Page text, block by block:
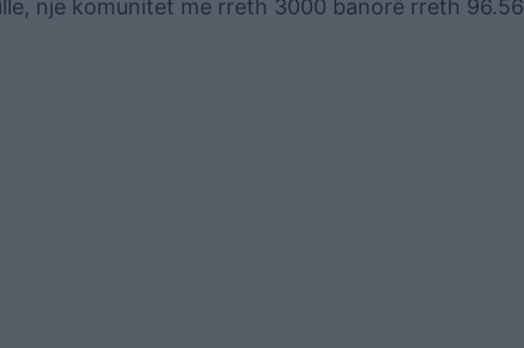
një komunitet me rreth 3000 banorë rreth 96.56